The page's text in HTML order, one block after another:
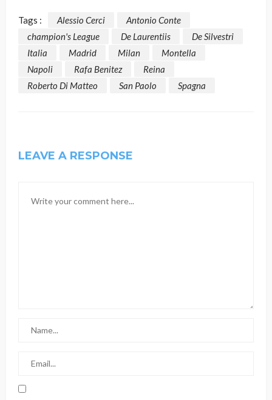
Tags : Alessio Cerci
Antonio Conte
champion's League
De Laurentiis
De Silvestri
Italia
Madrid Milan
Montella
Napoli
Rafa Benitez
Reina
Roberto Di Matteo
San Paolo Spagna
LEAVE A RESPONSE